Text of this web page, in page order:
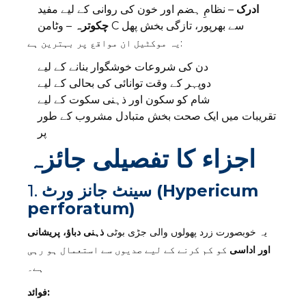
ادرک – نظامِ ہضم اور خون کی روانی کے لیے مفید
چکوترہ
– وٹامن C سے بھرپور، تازگی بخش پھل
یہ موکٹیل ان مواقع پر بہترین ہے:
دن کی شروعات خوشگوار بنانے کے لیے
دوپہر کے وقت توانائی کی بحالی کے لیے
شام کو سکون اور ذہنی سکوت کے لیے
تقریبات میں ایک صحت بخش متبادل مشروب کے طور
پر
اجزاء کا تفصیلی جائزہ
1. سینٹ جانز ورٹ (Hypericum
perforatum)
یہ خوبصورت زرد پھولوں والی جڑی بوٹی ذہنی دباؤ، پریشانی
اور اداسی کو کم کرنے کے لیے صدیوں سے استعمال ہو رہی
ہے۔
فوائد: